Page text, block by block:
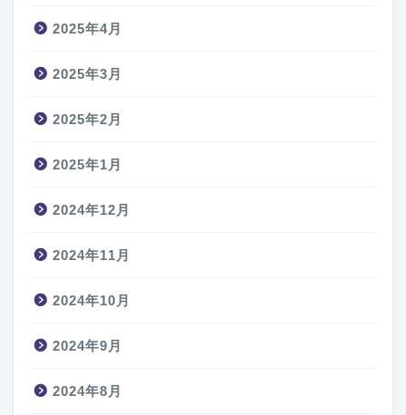
2025年4月
2025年3月
2025年2月
2025年1月
2024年12月
2024年11月
2024年10月
2024年9月
2024年8月